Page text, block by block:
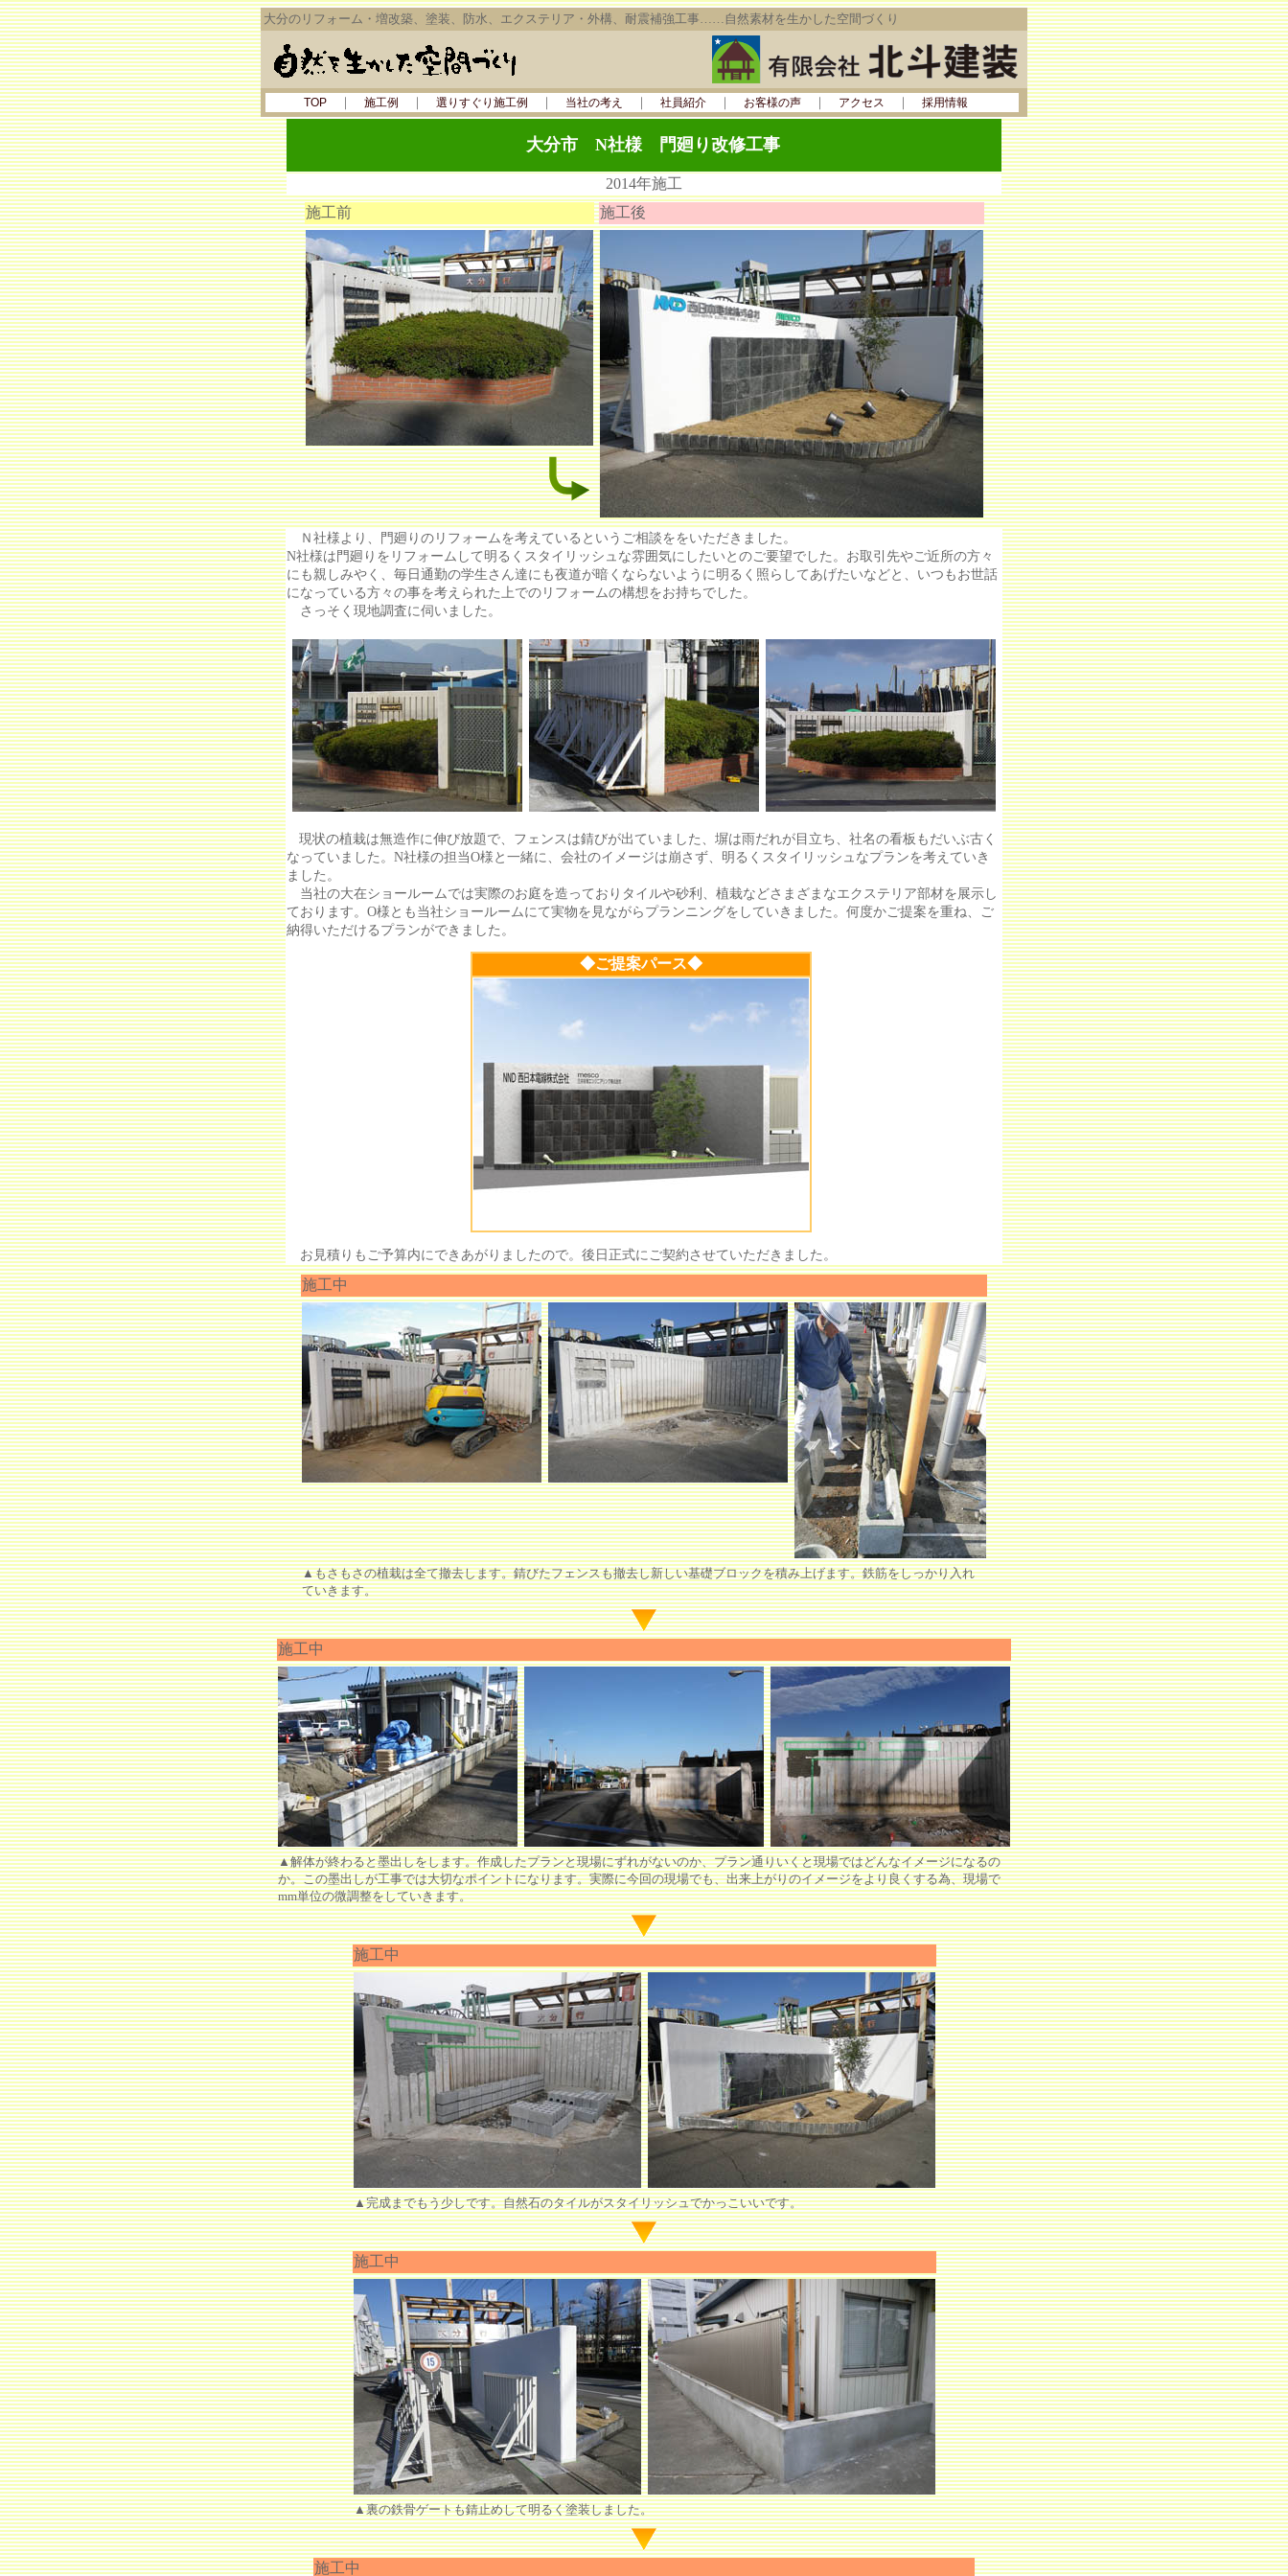
大分のリフォーム・増改築、塗装、防水、エクステリア・外構、耐震補強工事……自然素材を生かした空間づくり
TOP ｜ 施工例 ｜ 選りすぐり施工例 ｜ 当社の考え ｜ 社員紹介 ｜ お客様の声 ｜ アクセス ｜ 採用情報
大分市 N社様 門廻り改修工事
2014年施工
施工前
施工後
Ｎ社様より、門廻りのリフォームを考えているというご相談ををいただきました。
N社様は門廻りをリフォームして明るくスタイリッシュな雰囲気にしたいとのご要望でした。お取引先やご近所の方々
にも親しみやく、毎日通勤の学生さん達にも夜道が暗くならないように明るく照らしてあげたいなどと、いつもお世話
になっている方々の事を考えられた上でのリフォームの構想をお持ちでした。
さっそく現地調査に伺いました。
現状の植栽は無造作に伸び放題で、フェンスは錆びが出ていました、塀は雨だれが目立ち、社名の看板もだいぶ古く
なっていました。N社様の担当O様と一緒に、会社のイメージは崩さず、明るくスタイリッシュなプランを考えていき
ました。
当社の大在ショールームでは実際のお庭を造っておりタイルや砂利、植栽などさまざまなエクステリア部材を展示し
ております。O様とも当社ショールームにて実物を見ながらプランニングをしていきました。何度かご提案を重ね、ご
納得いただけるプランができました。
◆ご提案パース◆
お見積りもご予算内にできあがりましたので。後日正式にご契約させていただきました。
施工中
▲もさもさの植栽は全て撤去します。錆びたフェンスも撤去し新しい基礎ブロックを積み上げます。鉄筋をしっかり入れ
ていきます。
施工中
▲解体が終わると墨出しをします。作成したプランと現場にずれがないのか、プラン通りいくと現場ではどんなイメージになるの
か。この墨出しが工事では大切なポイントになります。実際に今回の現場でも、出来上がりのイメージをより良くする為、現場で
mm単位の微調整をしていきます。
施工中
▲完成までもう少しです。自然石のタイルがスタイリッシュでかっこいいです。
施工中
▲裏の鉄骨ゲートも錆止めして明るく塗装しました。
施工中